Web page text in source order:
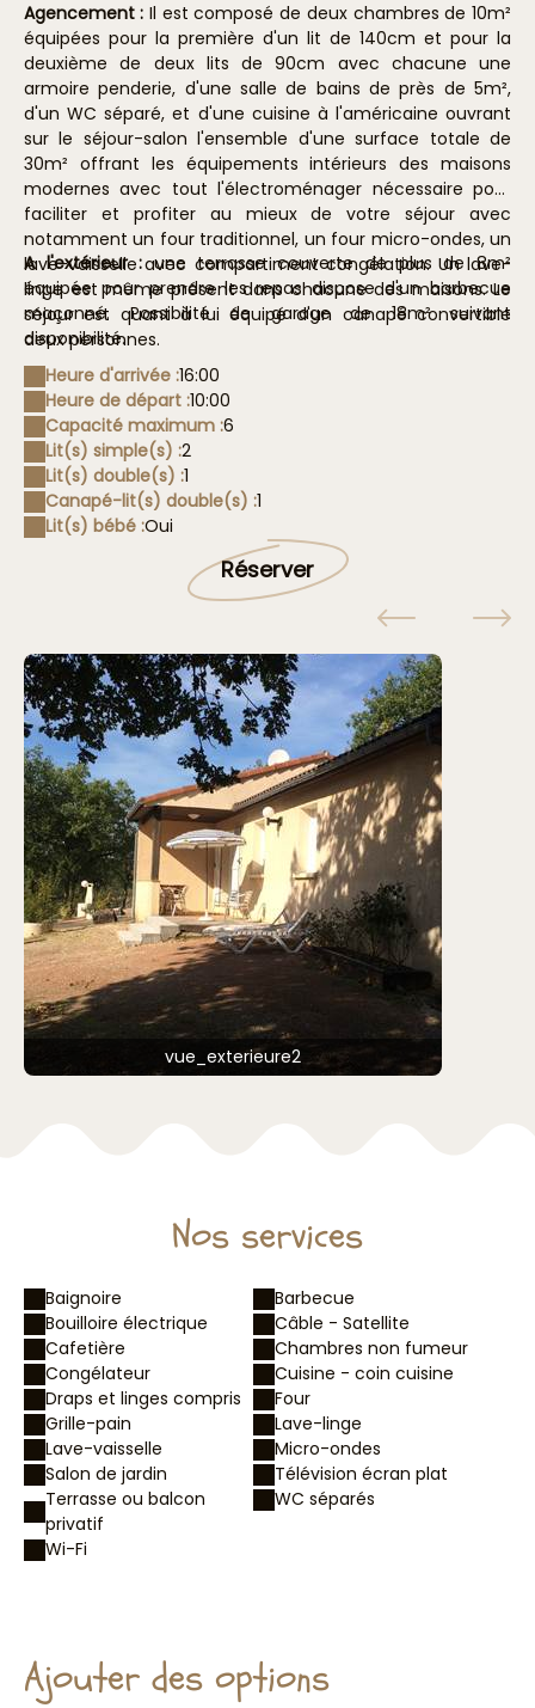
Agencement : Il est composé de deux chambres de 10m²
équipées pour la première d'un lit de 140cm et pour la
deuxième de deux lits de 90cm avec chacune une
armoire penderie, d'une salle de bains de près de 5m²,
d'un WC séparé, et d'une cuisine à l'américaine ouvrant
sur le séjour-salon l'ensemble d'une surface totale de
30m² offrant les équipements intérieurs des maisons
modernes avec tout l'électroménager nécessaire pour
faciliter et profiter au mieux de votre séjour avec
notamment un four traditionnel, un four micro-ondes, un
lave-vaisselle avec compartiment congélation. Un lave-
linge est même présent dans chacune des maisons. Le
séjour est quant à lui équipé d'un canapé convertible
deux personnes.
A l'extérieur :une terrasse couverte de plus de 8m²
équipée pour prendre les repas dispose d'un barbecue
maçonné. Possibilité de garage de 18m² suivant
disponibilité.
Heure d'arrivée :16:00
Heure de départ :10:00
Capacité maximum :6
Lit(s) simple(s) :2
Lit(s) double(s) :1
Canapé-lit(s) double(s) :1
Lit(s) bébé :Oui
Réserver
vue_exterieure2
Nos services
Baignoire
Barbecue
Bouilloire électrique
Câble - Satellite
Cafetière
Chambres non fumeur
Congélateur
Cuisine - coin cuisine
Draps et linges compris
Four
Grille-pain
Lave-linge
Lave-vaisselle
Micro-ondes
Salon de jardin
Télévision écran plat
Terrasse ou balcon
privatif
WC séparés
Wi-Fi
Ajouter des options